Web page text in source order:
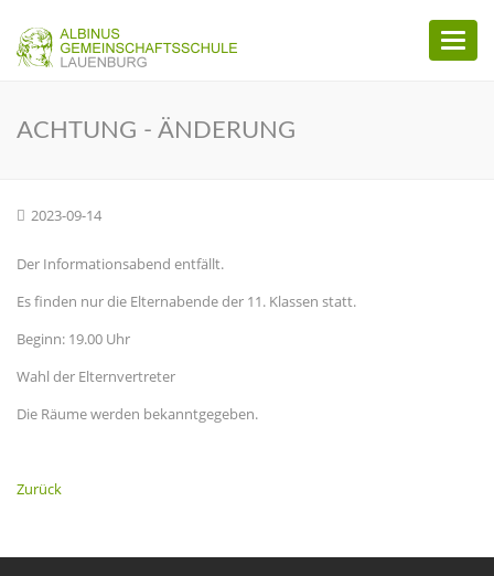
Toggle
ACHTUNG - ÄNDERUNG
2023-09-14
Der Informationsabend entfällt.
Es finden nur die Elternabende der 11. Klassen statt.
Beginn: 19.00 Uhr
Wahl der Elternvertreter
Die Räume werden bekanntgegeben.
Zurück